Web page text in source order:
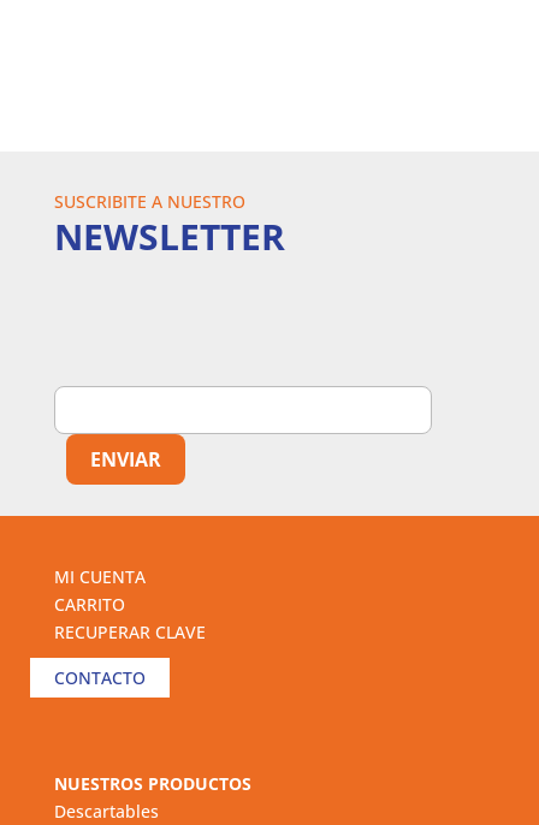
SUSCRIBITE A NUESTRO
NEWSLETTER
MI CUENTA
CARRITO
RECUPERAR CLAVE
CONTACTO
NUESTROS PRODUCTOS
Descartables